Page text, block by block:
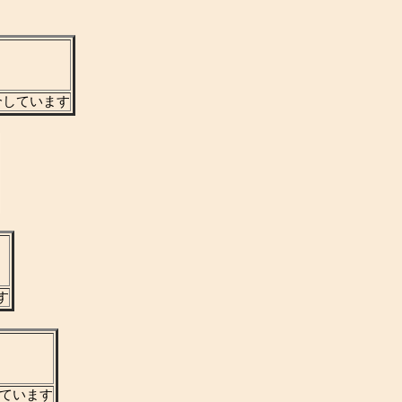
ています
います